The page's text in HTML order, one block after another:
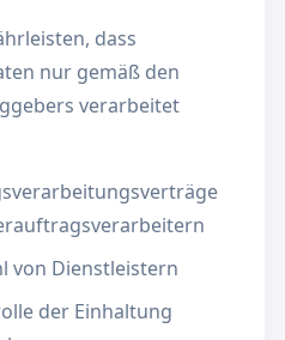
dass
nur gemäß den
verarbeitet
von Dienstleistern
der Einhaltung